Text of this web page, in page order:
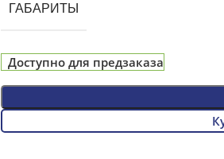
ГАБАРИТЫ
Доступно для предзаказа